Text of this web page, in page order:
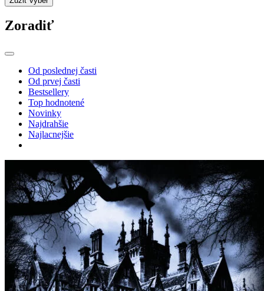
Zoradiť
Od poslednej časti
Od prvej časti
Bestsellery
Top hodnotené
Novinky
Najdrahšie
Najlacnejšie